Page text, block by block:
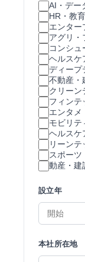
AI・デー
HR・教育
エンター
アグリ・
コンシ
ヘルスケ
ディープ
不動産・
クリーン
フィンテ
エンタメ
モビリテ
ヘルスケ
リーン
スポーツ
動産・建
設立年
本社所在地